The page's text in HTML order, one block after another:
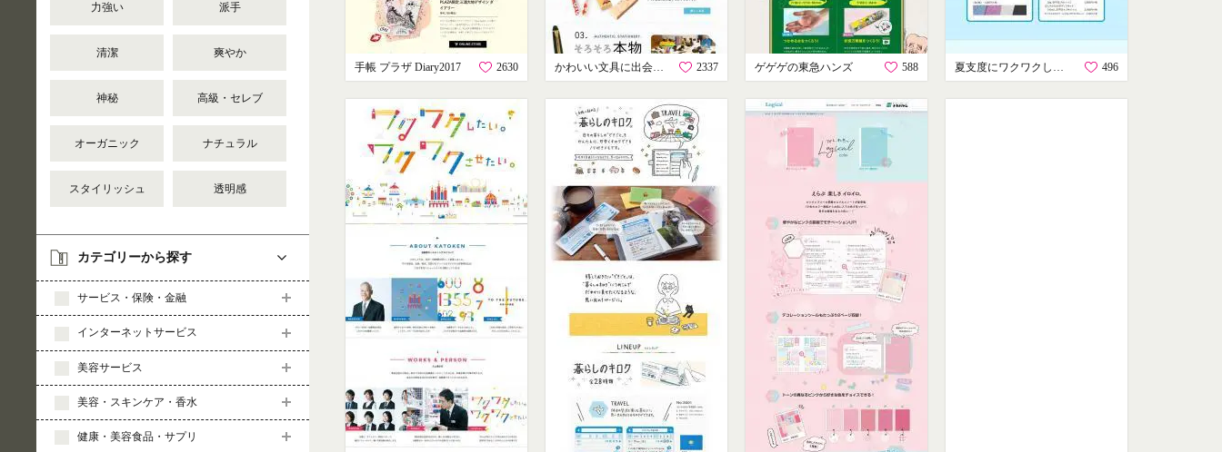
力強い 派手
清潔 爽やか
神秘 高級・セレブ
オーガニック ナチュラル
スタイリッシュ 透明感
カテゴリーから探す
サービス・保険・金融
インターネットサービス
美容サービス
美容・スキンケア・香水
健康・美容食品・サプリ
手帳 プラザ Diary2017 2630 かわいい文具に出会えるお店 2337 ゲゲゲの東急ハンズ 588 夏支度にワクワクしよう！ 496